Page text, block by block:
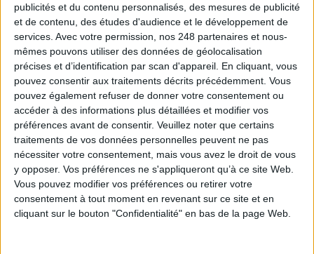
publicités et du contenu personnalisés, des mesures de publicité
et de contenu, des études d'audience et le développement de
services. Avec votre permission, nos 248 partenaires et nous-
mêmes pouvons utiliser des données de géolocalisation
précises et d’identification par scan d'appareil. En cliquant, vous
pouvez consentir aux traitements décrits précédemment. Vous
pouvez également refuser de donner votre consentement ou
accéder à des informations plus détaillées et modifier vos
préférences avant de consentir. Veuillez noter que certains
traitements de vos données personnelles peuvent ne pas
nécessiter votre consentement, mais vous avez le droit de vous
y opposer. Vos préférences ne s'appliqueront qu’à ce site Web.
Vous pouvez modifier vos préférences ou retirer votre
consentement à tout moment en revenant sur ce site et en
cliquant sur le bouton "Confidentialité" en bas de la page Web.
Archivage physique et électronique : enjeux, méthodes et
outils
Stratégie data : tirez profit de l’intelligence des
données
LES DERNIÈRES PARUTIONS